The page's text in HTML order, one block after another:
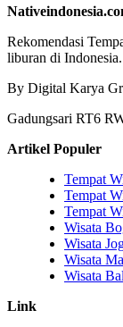
Rekomendasi
liburan di Indonesia.
By Digital Karya
Gadungsari RT6
Artikel Populer
Tempat
Tempat
Tempat
Wisata
Wisata
Wisata
Wisata
Link